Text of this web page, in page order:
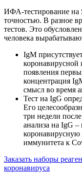
ИФА-тестирование на
точностью. В разное
тестов. Это
человека
IgM
коронавирусной
появления
концентрация
смысл во время
Тест на IgG
Его
три недели
анализа на IgG –
иммунитета к
Заказать наборы
коронавируса